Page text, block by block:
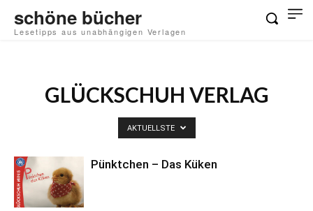
schöne bücher
Lesetipps aus unabhängigen Verlagen
GLÜCKSCHUH VERLAG
AKTUELLSTE
Pünktchen – Das Küken